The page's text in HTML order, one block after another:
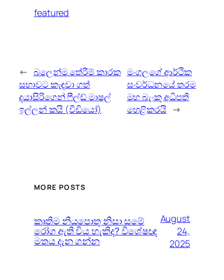
featured
← බලෙන්ම තේරීම් කාරක
සභාවට කැඳවා ගත්
දයාසිරිගෙන් ෆීල්ඩ් මාෂල්
ඉල්ලන් කයි (වීඩියෝ)
මංගලගේ ආර්ථික
සංවර්ධනයේ තරම
මහ බැංකු අධිපති
හෙළිකරයි →
MORE POSTS
කෘතිම නියපොතු නිසා සමේ
රෝග ඇති විය හැකිද? විශේෂඥ
මතය දැන ගන්න
August
24,
2025